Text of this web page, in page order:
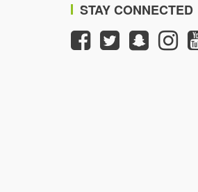
STAY CONNECTED